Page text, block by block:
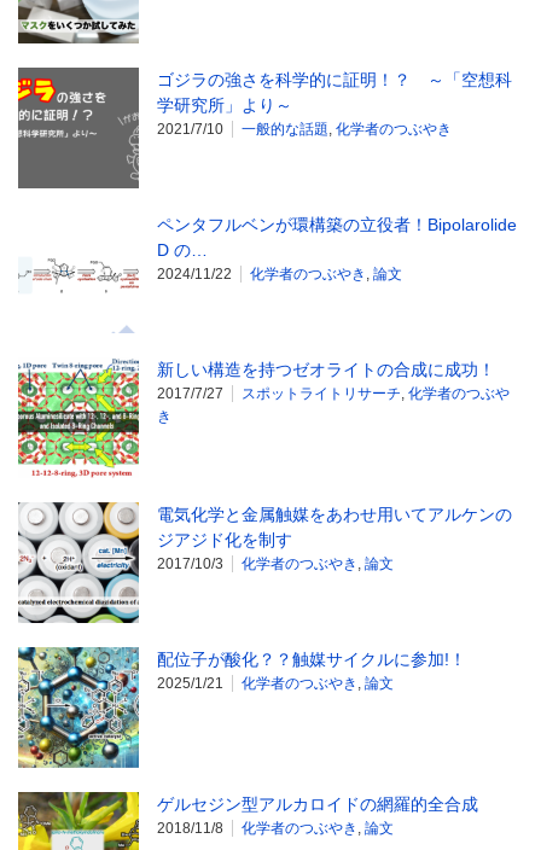
ゴジラの強さを科学的に証明！？ ～「空想科
学研究所」より～
2021/7/10 一般的な話題 化学者のつぶやき
ペンタフルベンが環構築の立役者！Bipolarolide
D の…
2024/11/22 化学者のつぶやき 論文
新しい構造を持つゼオライトの合成に成功！
2017/7/27 スポットライトリサーチ 化学者のつぶや
き
電気化学と金属触媒をあわせ用いてアルケンの
ジアジド化を制す
2017/10/3 化学者のつぶやき 論文
配位子が酸化？？触媒サイクルに参加!！
2025/1/21 化学者のつぶやき 論文
ゲルセジン型アルカロイドの網羅的全合成
2018/11/8 化学者のつぶやき 論文